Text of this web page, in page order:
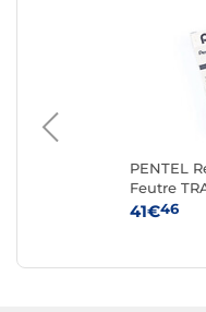
PENTEL
Feutre
x 12
41€46